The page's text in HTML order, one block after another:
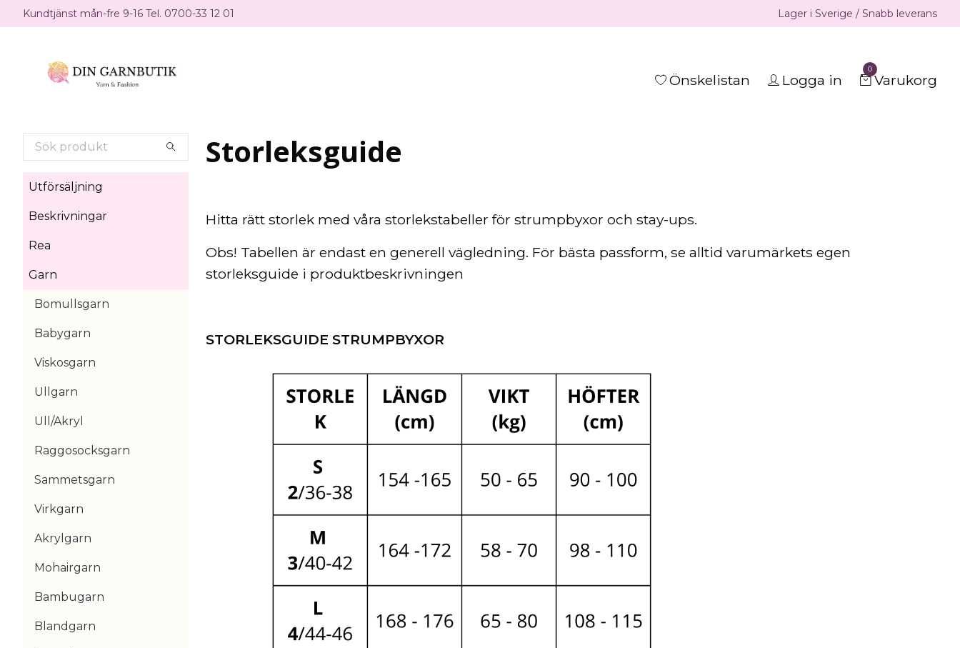
Kundtjänst mån-fre 9-16 Tel. 0700-33 12 01 Lager i Sverige / Snabb leverans
Önskelistan Logga in
0
Varukorg
Utförsäljning
Beskrivningar
Rea
Garn
Bomullsgarn
Babygarn
Viskosgarn
Ullgarn
Ull/Akryl
Raggosocksgarn
Sammetsgarn
Virkgarn
Akrylgarn
Mohairgarn
Bambugarn
Blandgarn
Storleksguide
Hitta rätt storlek med våra storlekstabeller för strumpbyxor och stay-ups.
Obs! Tabellen är endast en generell vägledning. För bästa passform, se alltid varumärkets egen
storleksguide i produktbeskrivningen
STORLEKSGUIDE STRUMPBYXOR